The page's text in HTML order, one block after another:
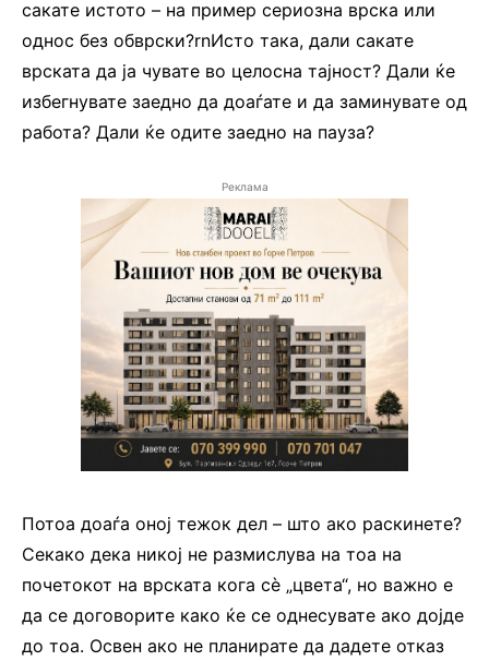
сакате истото – на пример сериозна врска или
однос без обврски?rnИсто така, дали сакате
врската да ја чувате во целосна тајност? Дали ќе
избегнувате заедно да доаѓате и да заминувате од
работа? Дали ќе одите заедно на пауза?
Реклама
Потоа доаѓа оној тежок дел – што ако раскинете?
Секако дека никој не размислува на тоа на
почетокот на врската кога сè „цвета“, но важно е
да се договорите како ќе се однесувате ако дојде
до тоа. Освен ако не планирате да дадете отказ